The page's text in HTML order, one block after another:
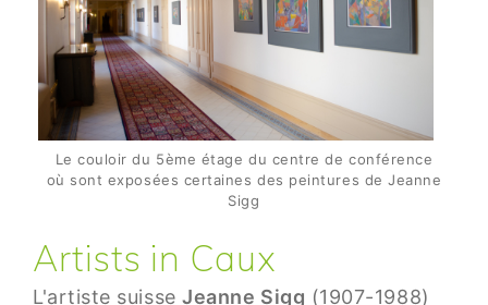
Le couloir du 5ème étage du centre de conférence
où sont exposées certaines des peintures de Jeanne
Sigg
Artists in Caux
L'artiste suisseJeanne Sigg (1907-1988)